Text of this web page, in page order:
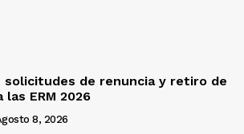
solicitudes de renuncia y retiro de
ERM 2026
8, 2026